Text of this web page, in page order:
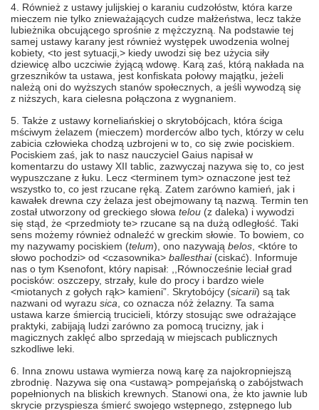
4. Również z ustawy julijskiej o karaniu cudzołóstw, która karze
mieczem nie tylko znieważających cudze małżeństwa, lecz także
lubieżnika obcującego sprośnie z mężczyzną. Na podstawie tej
samej ustawy karany jest również występek uwodzenia wolnej
kobiety, <to jest sytuacji,> kiedy uwodzi się bez użycia siły
dziewicę albo uczciwie żyjącą wdowę. Karą zaś, którą nakłada na
grzeszników ta ustawa, jest konfiskata połowy majątku, jeżeli
należą oni do wyższych stanów społecznych, a jeśli wywodzą się
z niższych, kara cielesna połączona z wygnaniem.
5. Także z ustawy korneliańskiej o skrytobójcach, która ściga
mściwym żelazem (mieczem) morderców albo tych, którzy w celu
zabicia człowieka chodzą uzbrojeni w to, co się zwie pociskiem.
Pociskiem zaś, jak to nasz nauczyciel Gaius napisał w
komentarzu do ustawy XII tablic, zazwyczaj nazywa się to, co jest
wypuszczane z łuku. Lecz <terminem tym> oznaczone jest też
wszystko to, co jest rzucane ręką. Zatem zarówno kamień, jak i
kawałek drewna czy żelaza jest obejmowany tą nazwą. Termin ten
został utworzony od greckiego słowa telou (z daleka) i wywodzi
się stąd, że <przedmioty te> rzucane są na dużą odległość. Taki
sens możemy również odnaleźć w greckim słowie. To bowiem, co
my nazywamy pociskiem (telum), ono nazywają belos , <które to
słowo pochodzi> od <czasownika> ballesthai(ciskać). Informuje
nas o tym Ksenofont, który napisał: ,,Równocześnie leciał grad
pocisków: oszczepy, strzały, kule do procy i bardzo wiele
<miotanych z gołych rąk> kamieni”. Skrytobójcy (sicarii) są tak
nazwani od wyrazu sica , co oznacza nóż żelazny. Ta sama
ustawa karze śmiercią trucicieli, którzy stosując swe odrażające
praktyki, zabijają ludzi zarówno za pomocą trucizny, jak i
magicznych zaklęć albo sprzedają w miejscach publicznych
szkodliwe leki.
6. Inna znowu ustawa wymierza nową karę za najokropniejszą
zbrodnię. Nazywa się ona <ustawą> pompejańską o zabójstwach
popełnionych na bliskich krewnych. Stanowi ona, że kto jawnie lub
skrycie przyspiesza śmierć swojego wstępnego, zstępnego lub